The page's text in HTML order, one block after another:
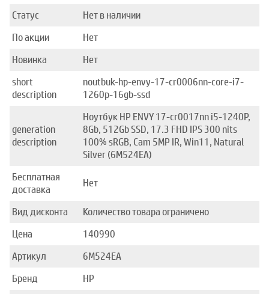
Статус
Нет в наличии
По акции
Нет
Новинка
Нет
short
description
noutbuk-hp-envy-17-cr0006nn-core-i7-
1260p-16gb-ssd
generation
description
Ноутбук HP ENVY 17-cr0017nn i5-1240P,
8Gb, 512Gb SSD, 17.3 FHD IPS 300 nits
100% sRGB, Cam 5MP IR, Win11, Natural
Silver (6M524EA)
Бесплатная
доставка
Нет
Вид дисконта
Количество товара ограничено
Цена
140990
Артикул
6M524EA
Бренд
HP